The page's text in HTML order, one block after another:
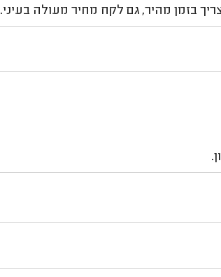
בזמן מהיר, גם לקח מחיר מעולה בעיני.